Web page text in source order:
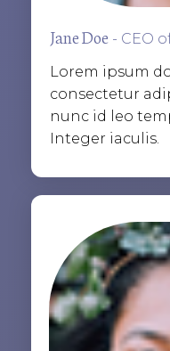
Jane Doe - CEO
Lorem ipsum
consectetur
nunc id leo
Integer iaculis.